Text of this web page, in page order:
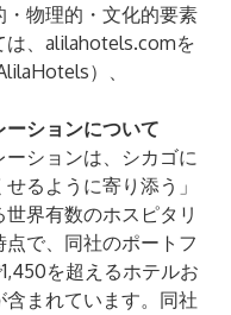
物理的・文化的要素
、 alilahotels.comを
）、
ションについて
ションは、シカゴに
るように寄り添う」
界有数のホスピタリ
で、同社のポートフ
を超えるホテルお
まれています。同社